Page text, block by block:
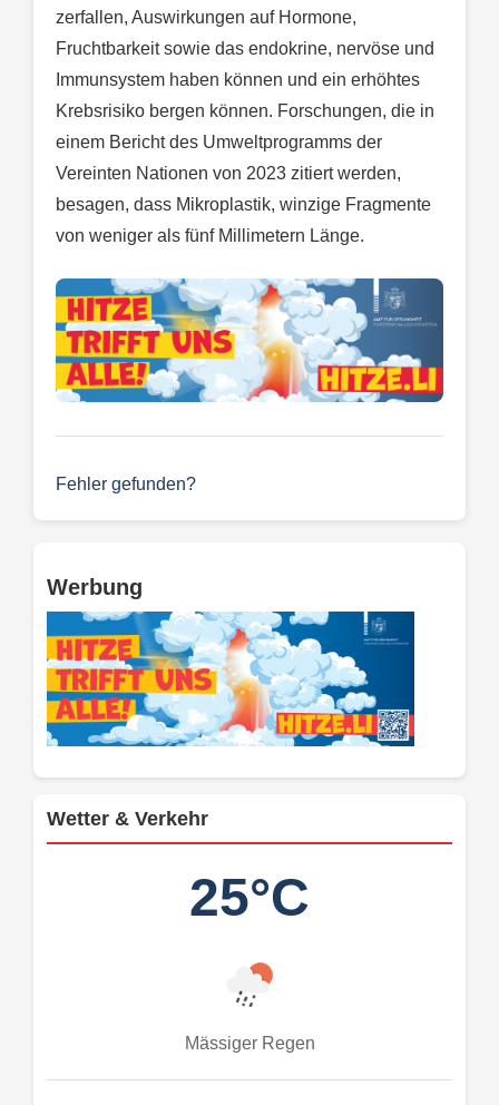
zerfallen, Auswirkungen auf Hormone,
Fruchtbarkeit sowie das endokrine, nervöse und
Immunsystem haben können und ein erhöhtes
Krebsrisiko bergen können. Forschungen, die in
einem Bericht des Umweltprogramms der
Vereinten Nationen von 2023 zitiert werden,
besagen, dass Mikroplastik, winzige Fragmente
von weniger als fünf Millimetern Länge.
Fehler gefunden?
Werbung
Wetter & Verkehr
25°C
Mässiger Regen